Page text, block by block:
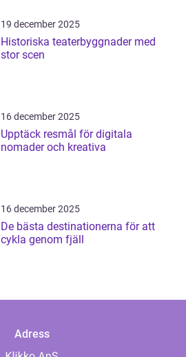
19 december 2025
Historiska teaterbyggnader med
stor scen
16 december 2025
Upptäck resmål för digitala
nomader och kreativa
16 december 2025
De bästa destinationerna för att
cykla genom fjäll
Adress